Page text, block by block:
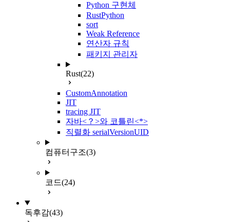
Python 구현체
RustPython
sort
Weak Reference
연산자 규칙
패키지 관리자
Rust(22)
CustomAnnotation
JIT
tracing JIT
자바<？>와 코틀린<*>
직렬화 serialVersionUID
컴퓨터구조(3)
코드(24)
독후감(43)